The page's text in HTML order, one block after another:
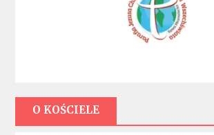
O KOŚCIELE